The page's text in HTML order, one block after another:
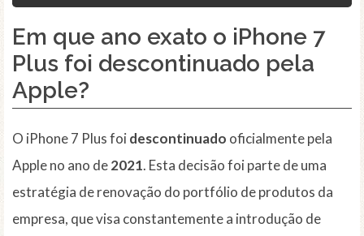
Em que ano exato o iPhone 7
Plus foi descontinuado pela
Apple?
O iPhone 7 Plus foidescontinuado oficialmente pela
Apple no ano de2021. Esta decisão foi parte de uma
estratégia de renovação do portfólio de produtos da
empresa, que visa constantemente a introdução de